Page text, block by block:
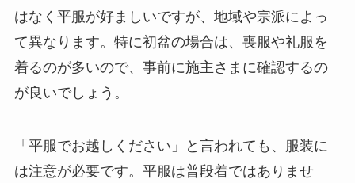
はなく平服が好ましいですが、地域や宗派によっ
て異なります。特に初盆の場合は、喪服や礼服を
着るのが多いので、事前に施主さまに確認するの
が良いでしょう。
「平服でお越しください」と言われても、服装に
は注意が必要です。平服は普段着ではありませ